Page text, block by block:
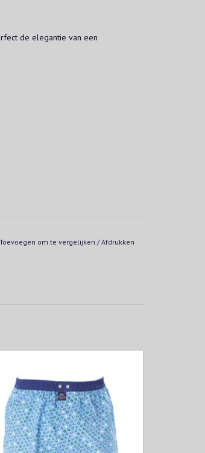
de elegantie van een
Toevoegen om te vergelijken /Afdrukken
tailleband.
TOEVOEGEN AAN WINKELWAGEN